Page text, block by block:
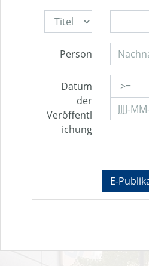
Person
Datum
der
Veröffentl
ichung
E-